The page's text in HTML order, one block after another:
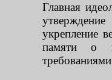
Главная
укрепление
памяти о